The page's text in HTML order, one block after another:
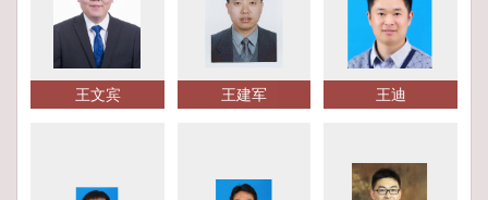
王文宾 王建军 王迪